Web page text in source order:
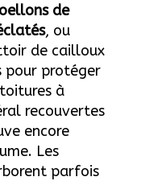
de
, ou
de cailloux
pour protéger
à
recouvertes
encore
Les
parfois